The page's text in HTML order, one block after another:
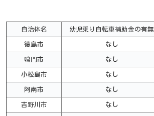
自治体名 幼児乗り自転車補助金の有無
徳島市 なし
鳴門市 なし
小松島市 なし
阿南市 なし
吉野川市 なし